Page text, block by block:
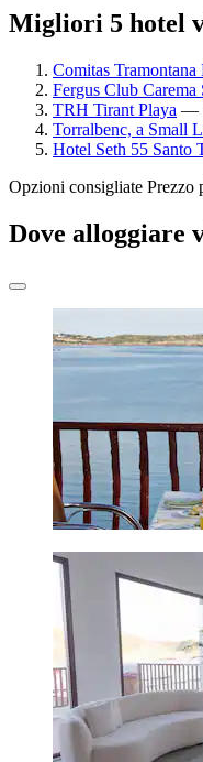
Migliori 5 hotel
Comitas Tramontana
Fergus Club Carema
TRH Tirant Playa —
Torralbenc, a Small
Hotel Seth 55 Santo
Opzioni consigliate Prezzo
Dove alloggiare